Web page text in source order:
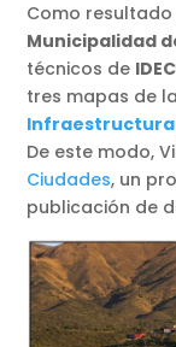
Como
Municipalidad
técnicos de
tres mapas de
Infraestructura
De este modo,
Ciudades, un
publicación de